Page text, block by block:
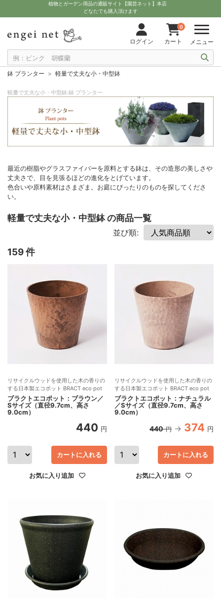
植物とガーデン用品の通販サイト【園芸ネット】本店
どなたでも購入頂けます
ログイン
0
カート メニュー
鉢 プランター 軽量で丈夫な小・中型鉢
軽量で丈夫な小・中型鉢:鉢 プランター
最近の樹脂やグラスファイバーを原料とする鉢は、その造形の美しさや
丈夫さで、目を見張るほどの進化をとげています。
色合いや原料素材はさまざま。お庭にぴったりのものを探してくださ
い。
軽量で丈夫な小・中型鉢 の商品一覧
並び順:
159 件
リサイクルウッドを使用した木の香りの
する日本製エコポット BRACT eco pot
ブラクトエコポット：ブラウン／
Sサイズ（直径9.7cm、高さ
9.0cm）
440 円
カートに入れる
お気に入り追加
リサイクルウッドを使用した木の香りの
する日本製エコポット BRACT eco pot
ブラクトエコポット：ナチュラル
／Sサイズ（直径9.7cm、高さ
9.0cm）
440 円 374 円
カートに入れる
お気に入り追加